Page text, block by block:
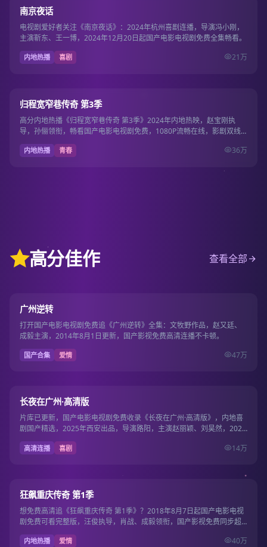
8.7
南京夜话
电视剧爱好者关注《南京夜话》：2024年杭州喜剧连播，导演冯小刚，
主演靳东、王一博，2024年12月20日起国产电影电视剧免费全集畅看。
内地热播 喜剧 21万
7.2
归程宽窄巷传奇 第3季
高分内地热播《归程宽窄巷传奇 第3季》2024年内地热映，赵宝刚执
导，孙俪领衔，畅看国产电影电视剧免费，1080P流畅在线，影剧双线
一站畅看。
内地热播 青春 36万
高分佳作 查看全部
9.7
广州逆转
打开国产电影电视剧免费追《广州逆转》全集：文牧野作品，赵又廷、
成毅主演，2014年8月1日更新，国产影视免费高清连播不卡顿。
国产合集 爱情 47万
9.6
长夜在广州·高清版
片库已更新，国产电影电视剧免费收录《长夜在广州·高清版》，内地喜
剧国产精选，2025年西安出品，导演路阳，主演赵丽颖、刘昊然，2025
年10月5…
高清连播 喜剧 14万
9.5
狂飙重庆传奇 第1季
想免费高清追《狂飙重庆传奇 第1季》？2018年8月7日起国产电影电视
剧免费可看完整版，汪俊执导，肖战、成毅领衔，国产影视免费同步超
清片源。
内地热播 爱情 40万